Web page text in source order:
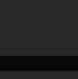
a suoi propri
non riflettono
alla data del
diritti riservati.